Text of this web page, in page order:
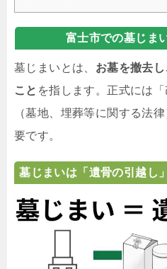
富士市での墓じま
墓じまいとは、 お墓を撤去
こと を指します。正式には
（墓地、埋葬等に関する法
要です。
墓じまいは「遺骨の引越し